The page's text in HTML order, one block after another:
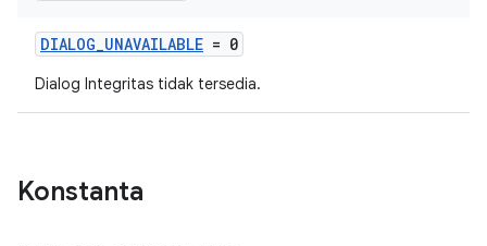
DIALOG_UNAVAILABLE = 0
Dialog Integritas tidak tersedia.
Konstanta